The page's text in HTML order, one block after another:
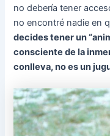
no debería tener
no encontré nadie en
decides tener un
consciente de la
conlleva, no es un